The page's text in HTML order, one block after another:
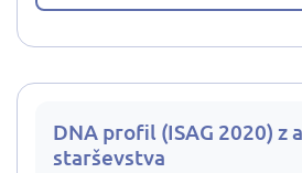
DNA profil (ISAG 2020) z
starševstva